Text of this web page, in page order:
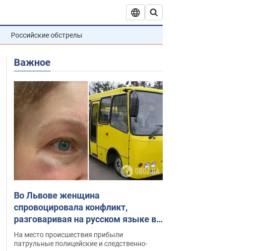
Российские обстрелы
Важное
Во Львове женщина
спровоцировала конфликт,
разговаривая на русском языке в
маршрутке: полиция составила
административный протокол.
На место происшествия прибыли
патрульные полицейские и следственно-